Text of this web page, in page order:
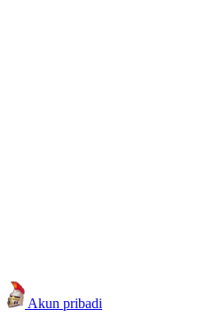
Akun pribadi